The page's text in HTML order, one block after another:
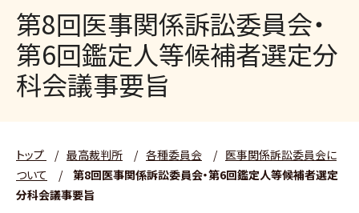
第8回医事関係訴訟委員会・
第6回鑑定人等候補者選定分
科会議事要旨
トップ / 最高裁判所 / 各種委員会 / 医事関係訴訟委員会に
ついて
/
第8回医事関係訴訟委員会・第6回鑑定人等候補者選定
分科会議事要旨